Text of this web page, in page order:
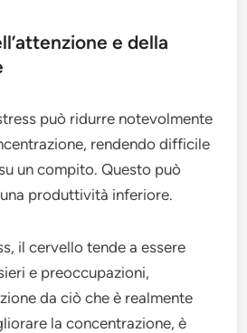
e della
può ridurre notevolmente
rendendo difficile
un compito. Questo può
produttività inferiore.
il cervello tende a essere
e preoccupazioni,
da ciò che è realmente
la concentrazione, è